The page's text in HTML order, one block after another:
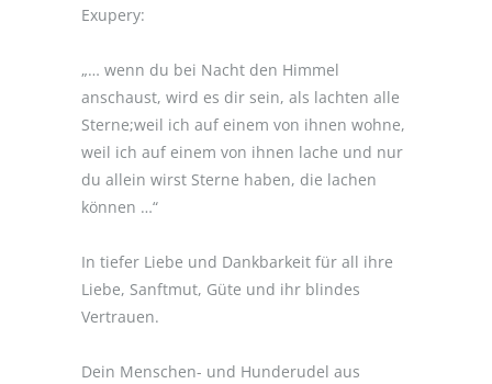
Exupery:
„… wenn du bei Nacht den Himmel
anschaust, wird es dir sein, als lachten alle
Sterne;weil ich auf einem von ihnen wohne,
weil ich auf einem von ihnen lache und nur
du allein wirst Sterne haben, die lachen
können …“
In tiefer Liebe und Dankbarkeit für all ihre
Liebe, Sanftmut, Güte und ihr blindes
Vertrauen.
Dein Menschen- und Hunderudel aus